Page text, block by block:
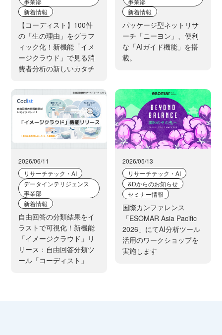
新着情報
【コーディスト】100件
の「生の理由」をグラフ
ィック化！新機能「イメ
ージクラウド」で見る消
費者分析の新しいカタチ
新着情報
パッケージ型ネットリサ
ーチ「ニーヨン」、便利
な「AIガイド機能」を搭
載。
2026/06/11
リサーチテック・AI
データインテリジェンス
事業部
新着情報
自由回答の分類結果をイ
ラストで可視化！新機能
「イメージクラウド」リ
リース：自由回答分類ツ
ール「コーディスト」
2026/05/13
リサーチテック・AI
&Dからのお知らせ
セミナー情報
国際カンファレンス
「ESOMAR Asia Pacific
2026」にてAI分析ツール
活用のワークショップを
実施します